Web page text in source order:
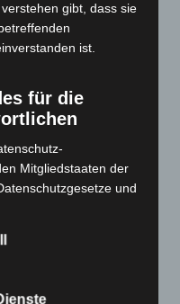
gibt, dass sie
ist.
für die
Mitgliedstaaten der
und